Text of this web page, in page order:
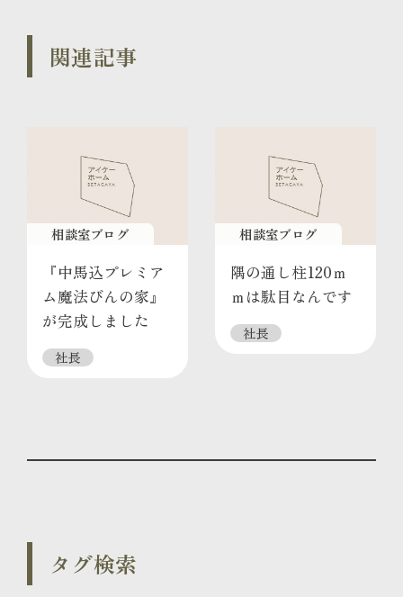
関連記事
相談室ブログ
『中馬込プレミア
ム魔法びんの家』
が完成しました
社長
相談室ブログ
隅の通し柱120ｍ
ｍは駄目なんです
社長
タグ検索